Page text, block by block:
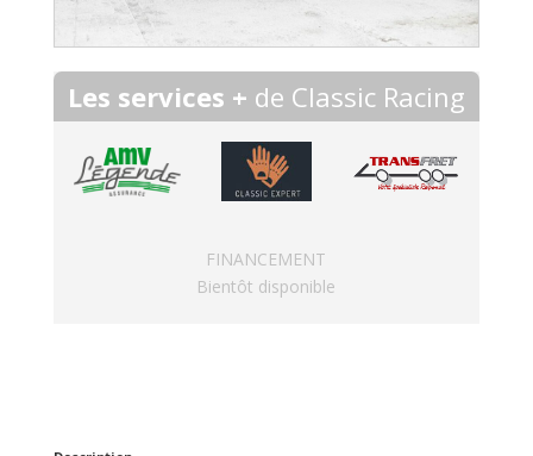
Les services + de Classic Racing
FINANCEMENT
Bientôt disponible